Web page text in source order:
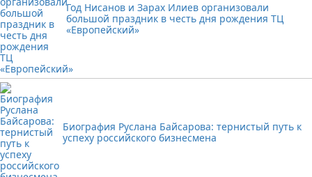
Год Нисанов и Зарах Илиев организовали
большой праздник в честь дня рождения ТЦ
«Европейский»
Биография Руслана Байсарова: тернистый путь к
успеху российского бизнесмена